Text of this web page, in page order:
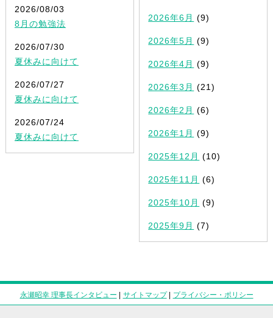
2026/08/03
8月の勉強法
2026/07/30
夏休みに向けて
2026/07/27
夏休みに向けて
2026/07/24
夏休みに向けて
2026年6月 (9)
2026年5月 (9)
2026年4月 (9)
2026年3月 (21)
2026年2月 (6)
2026年1月 (9)
2025年12月 (10)
2025年11月 (6)
2025年10月 (9)
2025年9月 (7)
永瀬昭幸 理事長インタビュー | サイトマップ| プライバシー・ポリシー